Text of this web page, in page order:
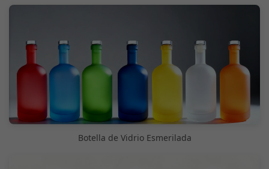
Botella de Vidrio Esmerilada